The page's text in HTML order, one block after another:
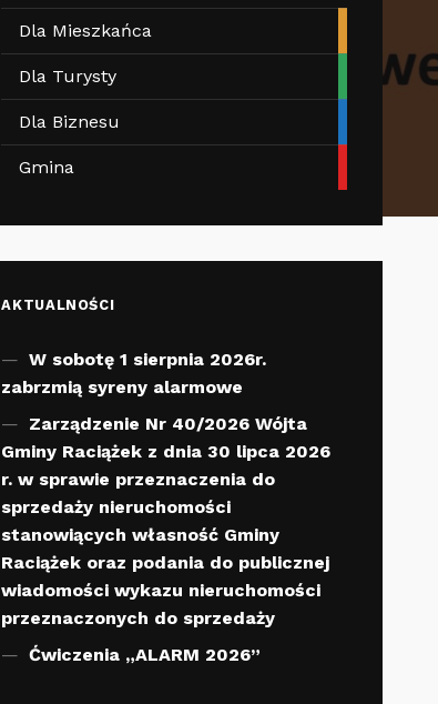
Dla Mieszkańca
Dla Turysty
Dla Biznesu
Gmina
AKTUALNOŚCI
W sobotę 1 sierpnia 2026r.
zabrzmią syreny alarmowe
Zarządzenie Nr 40/2026 Wójta
Gminy Raciążek z dnia 30 lipca 2026
r. w sprawie przeznaczenia do
sprzedaży nieruchomości
stanowiących własność Gminy
Raciążek oraz podania do publicznej
wiadomości wykazu nieruchomości
przeznaczonych do sprzedaży
Ćwiczenia „ALARM 2026”